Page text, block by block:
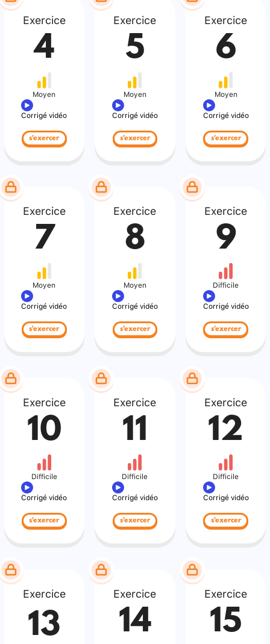
Exercice
4
Moyen
Corrigé vidéo
s'exercer
Exercice
5
Moyen
Corrigé vidéo
s'exercer
Exercice
6
Moyen
Corrigé vidéo
s'exercer
Exercice
7
Moyen
Corrigé vidéo
s'exercer
Exercice
8
Moyen
Corrigé vidéo
s'exercer
Exercice
9
Difficile
Corrigé vidéo
s'exercer
Exercice
10
Difficile
Corrigé vidéo
s'exercer
Exercice
11
Difficile
Corrigé vidéo
s'exercer
Exercice
12
Difficile
Corrigé vidéo
s'exercer
Exercice
13
Exercice
14
Exercice
15